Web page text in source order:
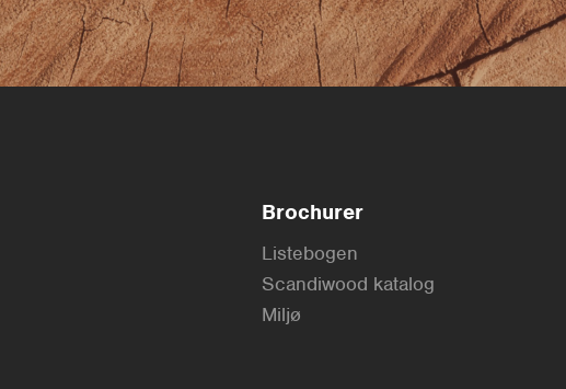
Brochurer
Listebogen
Scandiwood katalog
Miljø